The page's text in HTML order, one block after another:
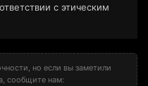
с этическим
но если вы заметили
сообщите нам: